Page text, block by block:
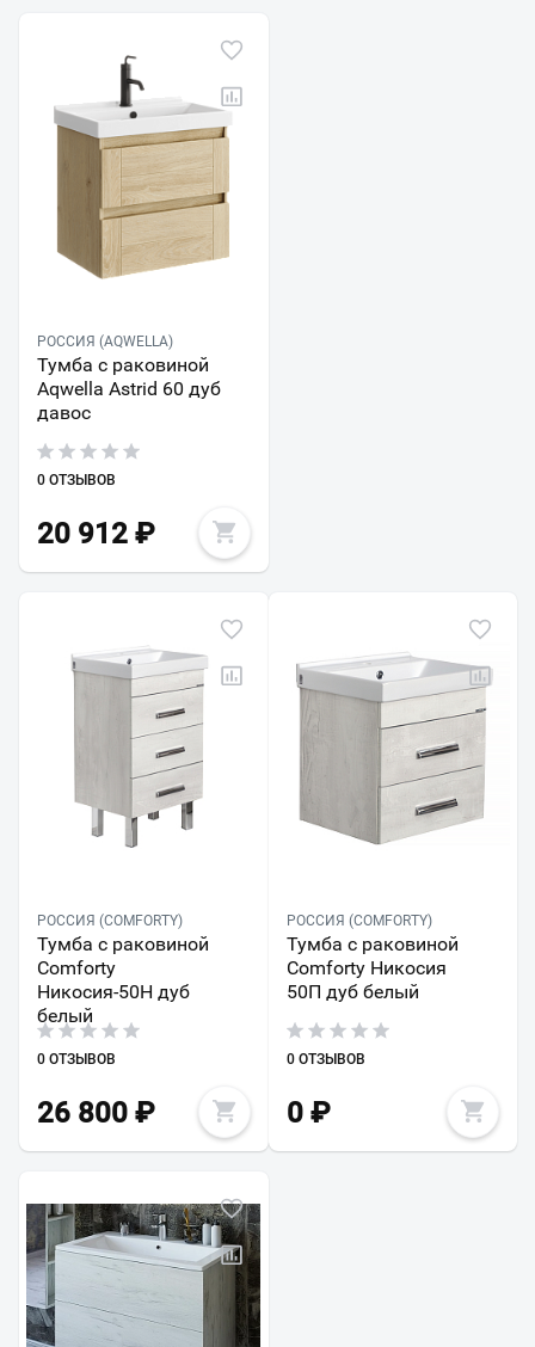
РОССИЯ (AQWELLA)
Тумба с раковиной
Aqwella Astrid 60 дуб
давос
0 ОТЗЫВОВ
20 912 ₽
РОССИЯ (COMFORTY)
Тумба с раковиной
Comforty
Никосия-50Н дуб
белый
0 ОТЗЫВОВ
26 800 ₽
РОССИЯ (COMFORTY)
Тумба с раковиной
Comforty Никосия
50П дуб белый
0 ОТЗЫВОВ
0₽